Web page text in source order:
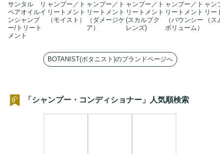
サンタル リ
ペアオイルイ
ンシャンプ
ー/トリート
メント
ャンプー／ト
リートメント
（モイスト）
ャンプー／ト
リートメント
（ダメージケ
ア）
ャンプー／ト
リートメント
(スカルプク
レンズ)
ャンプー／ト
リートメント
（バウンシー
ボリューム）
ャン
リー
（
BOTANIST(ボタニスト)のブランドページへ
「シャンプー・コンディショナー」人気順検索